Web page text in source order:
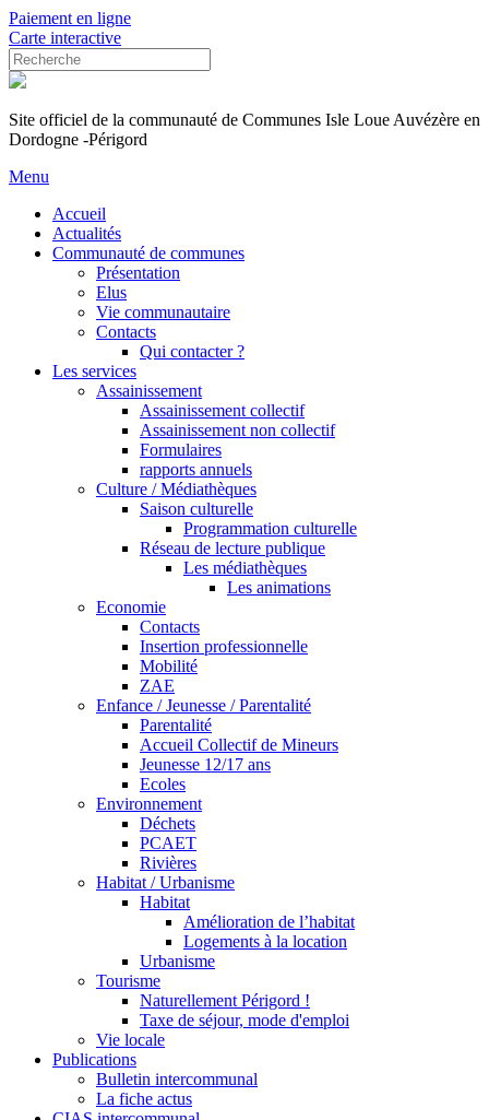
Paiement en ligne
Carte interactive
Site officiel de la communauté de Communes Isle Loue Auvézère en
Dordogne -Périgord
Menu
Accueil
Actualités
Communauté de communes
Présentation
Elus
Vie communautaire
Contacts
Qui contacter ?
Les services
Assainissement
Assainissement collectif
Assainissement non collectif
Formulaires
rapports annuels
Culture / Médiathèques
Saison culturelle
Programmation culturelle
Réseau de lecture publique
Les médiathèques
Les animations
Economie
Contacts
Insertion professionnelle
Mobilité
ZAE
Enfance / Jeunesse / Parentalité
Parentalité
Accueil Collectif de Mineurs
Jeunesse 12/17 ans
Ecoles
Environnement
Déchets
PCAET
Rivières
Habitat / Urbanisme
Habitat
Amélioration de l’habitat
Logements à la location
Urbanisme
Tourisme
Naturellement Périgord !
Taxe de séjour, mode d'emploi
Vie locale
Publications
Bulletin intercommunal
La fiche actus